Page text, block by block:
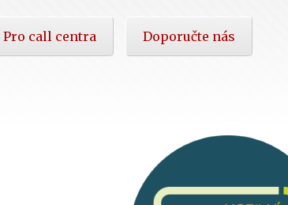
Pro call centra Doporučte nás